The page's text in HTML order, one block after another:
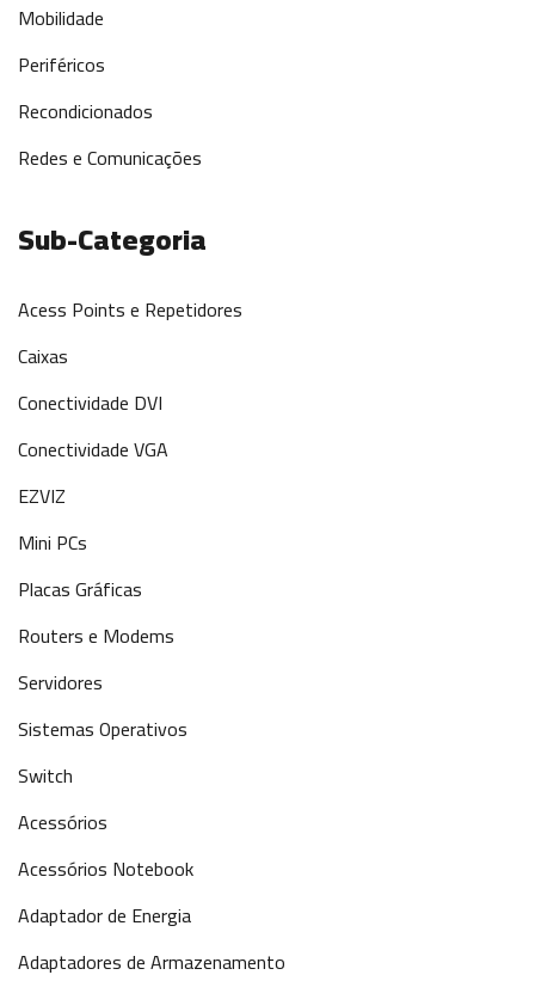
Mobilidade
Periféricos
Recondicionados
Redes e Comunicações
Sub-Categoria
Acess Points e Repetidores
Caixas
Conectividade DVI
Conectividade VGA
EZVIZ
Mini PCs
Placas Gráficas
Routers e Modems
Servidores
Sistemas Operativos
Switch
Acessórios
Acessórios Notebook
Adaptador de Energia
Adaptadores de Armazenamento